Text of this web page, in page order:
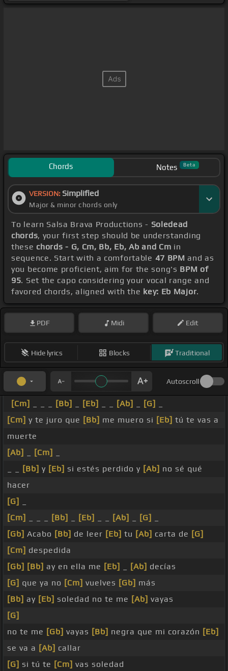
Chords Notes Beta
VERSION: Simplified
Major & minor chords only
To learn Salsa Brava Productions - Soledead
chords, your first step should be understanding
these chords - G, Cm, Bb, Eb, Ab and Cm in
sequence. Start with a comfortable 47 BPM and as
you become proficient, aim for the song's BPM of
95. Set the capo considering your vocal range and
favored chords, aligned with the key: Eb Major.
PDF Midi Edit
Hide lyrics Blocks Traditional
Autoscroll
[Cm] [Bb] [Eb] [Ab] [G]
[Cm] y te juro que [Bb] me muero si [Eb] tú te vas a
muerte
[Ab]
[Cm]
[Bb] y [Eb] si estés perdido y [Ab] no sé qué
hacer
[G]
[Cm]
[Bb] [Eb] [Ab] [G]
[Gb] Acabo [Bb] de leer [Eb] tu [Ab] carta de [G]
[Cm] despedida
[Gb] [Bb] ay en ella me [Eb] [Ab] decías
[G] que ya no [Cm] vuelves [Gb] más
[Bb] ay [Eb] soledad no te me [Ab] vayas
[G]
no te me [Gb] vayas [Bb] negra que mi corazón [Eb]
se va a [Ab] callar
[G] si tú te [Cm] vas soledad